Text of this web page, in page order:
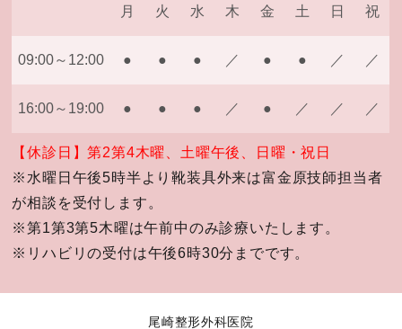
月 火 水 木 金 土 日 祝
09:00～12:00 ● ● ● ／ ● ● ／ ／
16:00～19:00 ● ● ● ／ ● ／ ／ ／
【休診日】第2第4木曜、土曜午後、日曜・祝日
※水曜日午後5時半より靴装具外来は富金原技師担当者
が相談を受付します。
※第1第3第5木曜は午前中のみ診療いたします。
※リハビリの受付は午後6時30分までです。
尾崎整形外科医院